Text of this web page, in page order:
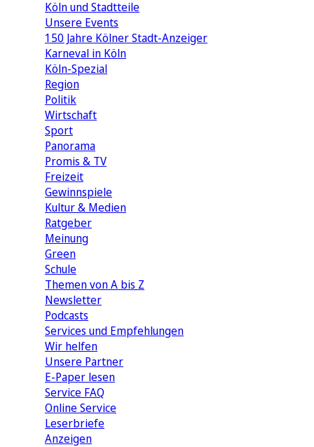
Köln und Stadtteile
Unsere Events
150 Jahre Kölner Stadt-Anzeiger
Karneval in Köln
Köln-Spezial
Region
Politik
Wirtschaft
Sport
Panorama
Promis & TV
Freizeit
Gewinnspiele
Kultur & Medien
Ratgeber
Meinung
Green
Schule
Themen von A bis Z
Newsletter
Podcasts
Services und Empfehlungen
Wir helfen
Unsere Partner
E-Paper lesen
Service FAQ
Online Service
Leserbriefe
Anzeigen